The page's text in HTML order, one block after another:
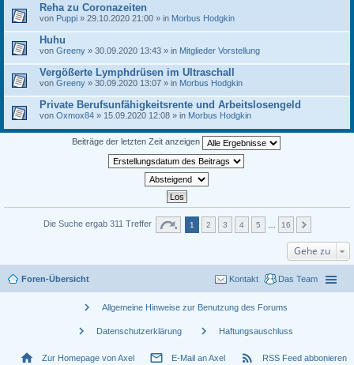
Reha zu Coronazeiten
von Puppi » 29.10.2020 21:00 » in Morbus Hodgkin
Huhu
von Greeny » 30.09.2020 13:43 » in Mitglieder Vorstellung
Vergößerte Lymphdrüsen im Ultraschall
von Greeny » 30.09.2020 13:07 » in Morbus Hodgkin
Private Berufsunfähigkeitsrente und Arbeitslosengeld
von Oxmox84 » 15.09.2020 12:08 » in Morbus Hodgkin
Beiträge der letzten Zeit anzeigen
Die Suche ergab 311 Treffer 1 2 3 4 5 16
Gehe zu
Foren-Übersicht Das Team
Kontakt
chevron_right Allgemeine Hinweise zur Benutzung des Forums
chevron_right Datenschutzerklärung chevron_right Haftungsauschluss
home Zur Homepage von Axel mail_outline E-Mail an Axel rss_feed RSS Feed abbonieren